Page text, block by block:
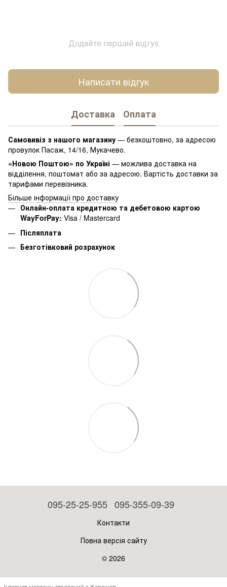
Додайте перший відгук
Написати відгук
Доставка Оплата
Самовивіз з нашого магазину — безкоштовно, за адресою
провулок Пасаж, 14/16, Мукачево.
«Новою Поштою» по Україні — можлива доставка на
відділення, поштомат або за адресою. Вартість доставки за
тарифами перевізника.
Більше інформації про доставку
Онлайн-оплата кредитною та дебетовою картою
WayForPay: Visa / Mastercard
Післяплата
Безготівковий розрахунок
095-25-25-955 095-355-09-39
Контакти
Повна версія сайту
© 2026